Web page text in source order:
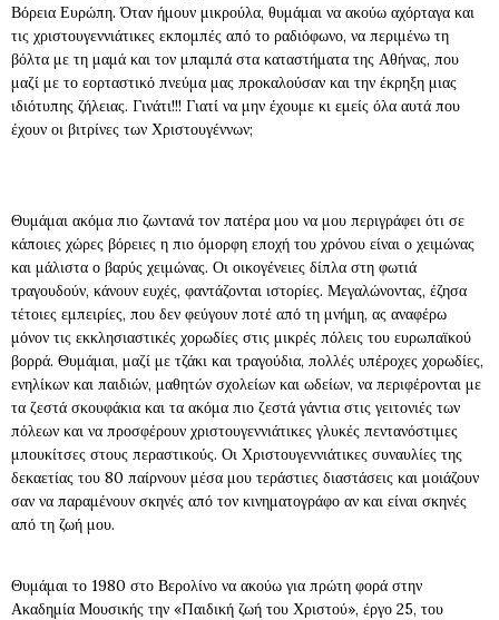
Βόρεια Ευρώπη. Όταν ήμουν μικρούλα, θυμάμαι να ακούω αχόρταγα και
τις χριστουγεννιάτικες εκπομπές από το ραδιόφωνο, να περιμένω τη
βόλτα με τη μαμά και τον μπαμπά στα καταστήματα της Αθήνας, που
μαζί με το εορταστικό πνεύμα μας προκαλούσαν και την έκρηξη μιας
ιδιότυπης ζήλειας. Γινάτι!!! Γιατί να μην έχουμε κι εμείς όλα αυτά που
έχουν οι βιτρίνες των Χριστουγέννων;
Θυμάμαι ακόμα πιο ζωντανά τον πατέρα μου να μου περιγράφει ότι σε
κάποιες χώρες βόρειες η πιο όμορφη εποχή του χρόνου είναι ο χειμώνας
και μάλιστα ο βαρύς χειμώνας. Οι οικογένειες δίπλα στη φωτιά
τραγουδούν, κάνουν ευχές, φαντάζονται ιστορίες. Μεγαλώνοντας, έζησα
τέτοιες εμπειρίες, που δεν φεύγουν ποτέ από τη μνήμη, ας αναφέρω
μόνον τις εκκλησιαστικές χορωδίες στις μικρές πόλεις του ευρωπαϊκού
βορρά. Θυμάμαι, μαζί με τζάκι και τραγούδια, πολλές υπέροχες χορωδίες,
ενηλίκων και παιδιών, μαθητών σχολείων και ωδείων, να περιφέρονται με
τα ζεστά σκουφάκια και τα ακόμα πιο ζεστά γάντια στις γειτονιές των
πόλεων και να προσφέρουν χριστουγεννιάτικες γλυκές πεντανόστιμες
μπουκίτσες στους περαστικούς. Οι Χριστουγεννιάτικες συναυλίες της
δεκαετίας του 80 παίρνουν μέσα μου τεράστιες διαστάσεις και μοιάζουν
σαν να παραμένουν σκηνές από τον κινηματογράφο αν και είναι σκηνές
από τη ζωή μου.
Θυμάμαι το 1980 στο Βερολίνο να ακούω για πρώτη φορά στην
Ακαδημία Μουσικής την «Παιδική ζωή του Χριστού», έργο 25, του